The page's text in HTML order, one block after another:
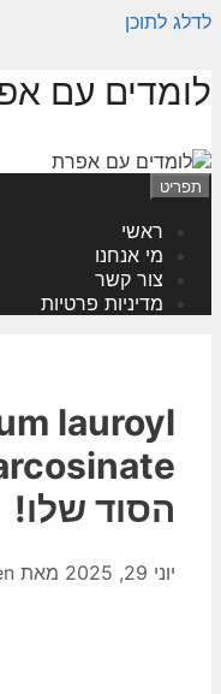
לדלג לתוכן
לומדים עם
תפריט
ראשי
מי אנחנו
צור קשר
מדיניות פרטיות
lauroyl
הסוד שלו!
יוני 29, 2025 מאת